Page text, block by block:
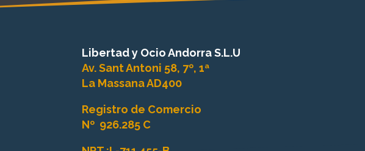
Libertad y Ocio Andorra S.L.U
Av. Sant Antoni 58, 7º, 1ª
La Massana AD400
Registro de Comercio
Nº 926.285 C